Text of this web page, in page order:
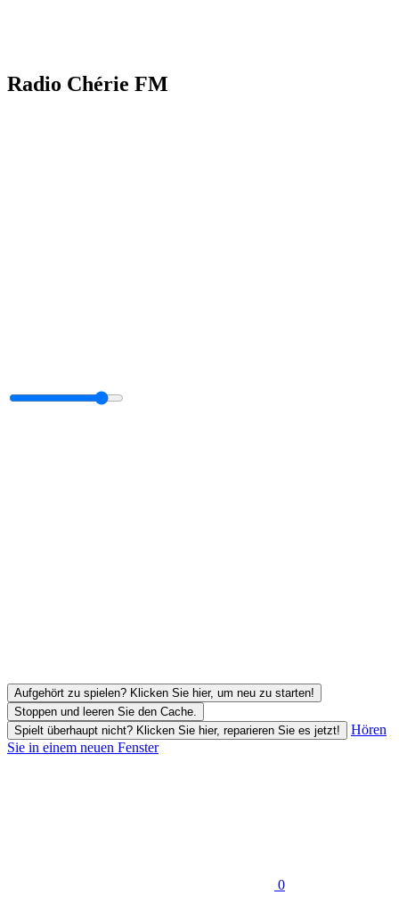
Radio Chérie FM
Aufgehört zu spielen? Klicken Sie hier, um neu zu starten!
Stoppen und leeren Sie den Cache.
Spielt überhaupt nicht? Klicken Sie hier, reparieren Sie es jetzt!
Hören
Sie in einem neuen Fenster
0